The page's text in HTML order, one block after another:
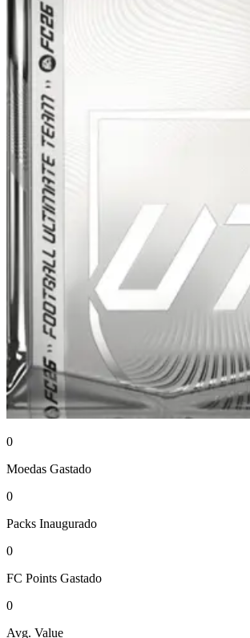
0
Moedas Gastado
0
Packs Inaugurado
0
FC Points Gastado
0
Avg. Value